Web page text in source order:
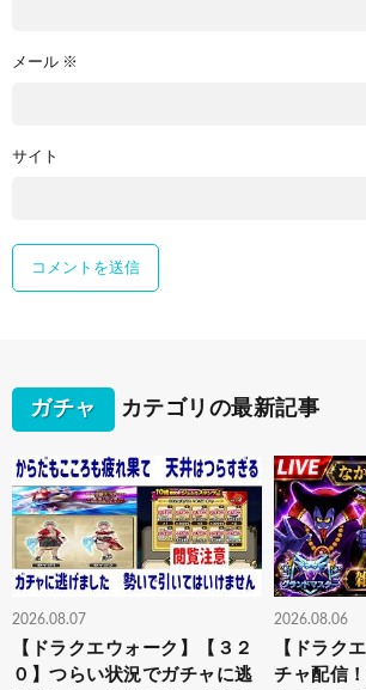
メール ※
サイト
ガチャ カテゴリの最新記事
2026.08.07
【ドラクエウォーク】【３２
０】つらい状況でガチャに逃
2026.08.06
【ドラク
チャ配信